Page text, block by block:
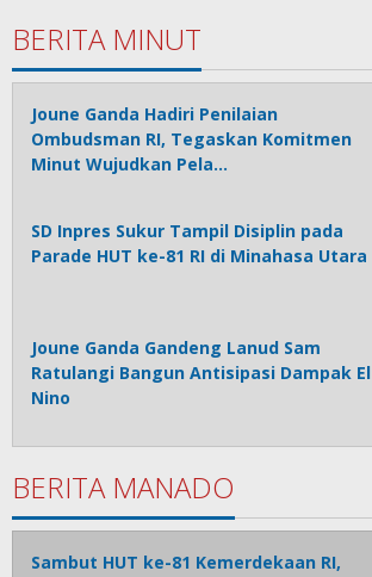
BERITA MINUT
Joune Ganda Hadiri Penilaian
Ombudsman RI, Tegaskan Komitmen
Minut Wujudkan Pela…
SD Inpres Sukur Tampil Disiplin pada
Parade HUT ke-81 RI di Minahasa Utara
Joune Ganda Gandeng Lanud Sam
Ratulangi Bangun Antisipasi Dampak El
Nino
BERITA MANADO
Sambut HUT ke-81 Kemerdekaan RI,